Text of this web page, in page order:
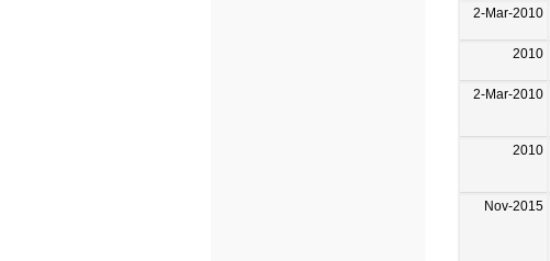
2-Mar-2010
2010
2-Mar-2010
2010
Nov-2015